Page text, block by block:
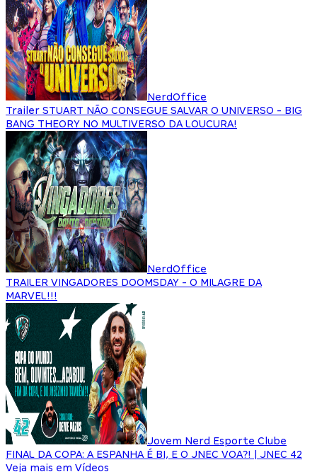
NerdOffice
Trailer STUART NÃO CONSEGUE SALVAR O UNIVERSO - BIG
BANG THEORY NO MULTIVERSO DA LOUCURA!
NerdOffice
TRAILER VINGADORES DOOMSDAY - O MILAGRE DA
MARVEL!!!
Jovem Nerd Esporte Clube
FINAL DA COPA: A ESPANHA É BI, E O JNEC VOA?! | JNEC 42
Veja mais em Vídeos